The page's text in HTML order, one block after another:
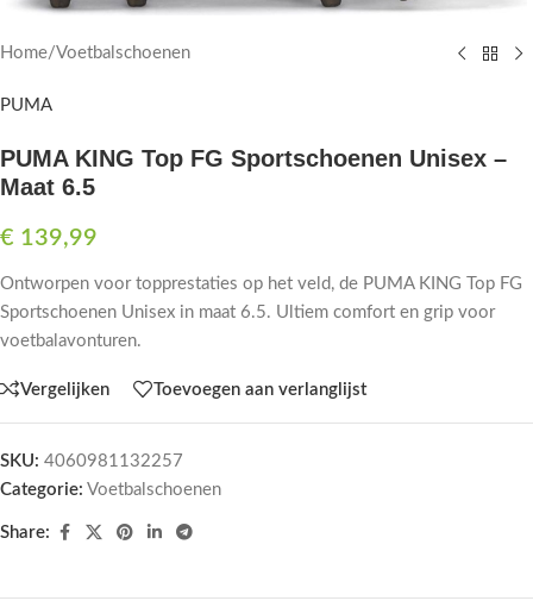
Home/Voetbalschoenen
PUMA
PUMA KING Top FG Sportschoenen Unisex –
Maat 6.5
€ 139,99
Ontworpen voor topprestaties op het veld, de PUMA KING Top FG
Sportschoenen Unisex in maat 6.5. Ultiem comfort en grip voor
voetbalavonturen.
Vergelijken Toevoegen aan verlanglijst
SKU: 4060981132257
Categorie: Voetbalschoenen
Share: